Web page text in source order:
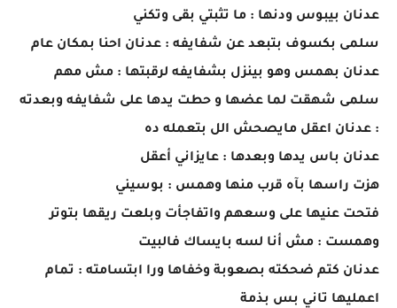
عدنان بيبوس ودنها : ما تثبتي بقى وتكني
سلمى بكسوف بتبعد عن شفايفه : عدنان احنا بمكان عام
عدنان بهمس وهو بينزل بشفايفه لرقبتها : مش مهم
سلمى شهقت لما عضها و حطت يدها على شفايفه وبعدته
: عدنان اعقل مايصحش الل بتعمله ده
عدنان باس يدها وبعدها : عايزاني أعقل
هزت راسها بآه قرب منها وهمس : بوسيني
فتحت عنيها على وسعهم واتفاجأت وبلعت ريقها بتوتر
وهمست : مش أنا لسه بايساك فالبيت
عدنان كتم ضحكته بصعوبة وخفاها ورا ابتسامته : تمام
اعمليها تاني بس بذمة